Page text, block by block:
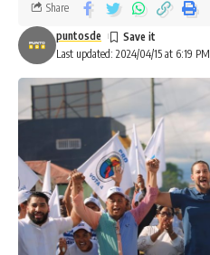
Last updated: 2024/04/15 at 6:19 PM
puntosde
Share